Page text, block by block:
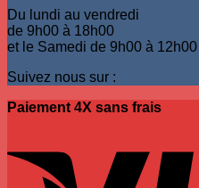
Du lundi au vendredi
de 9h00 à 18h00
et le Samedi de 9h00 à 12h00
Suivez nous sur :
Paiement 4X sans frais